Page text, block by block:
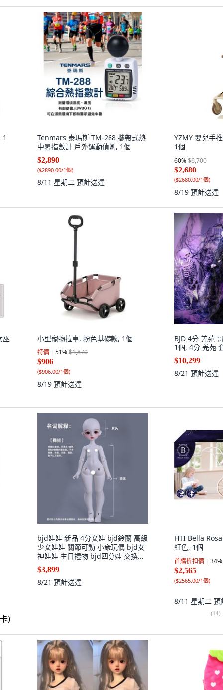
1
Tenmars 泰瑪斯 TM-288 攜帶式熱
中暑指數計 戶外運動偵測, 1個
$2,890
($2890.00/1個)
8/11 星期二 預計送達
YZMY 嬰兒手
1個
60%$6,700
$2,680
($2680.00/1個)
8/19 預計送達
巫 小型寵物拉車, 粉色基礎款, 1個
特價 51%$1,870
$906
($906.00/1個)
8/19 預計送達
BJD 4分 羌苑
1個
$10,299
8/21 預計送達
bjd娃娃 新品 4分女娃 bjd鈴蘭 高級
少女娃娃 關節可動 小衆玩偶 bjd女
神娃娃 生日禮物 bjd四分娃 交換禮,
1個, 裸娃：不含（含頭+身體）,淺
普
$3,899
8/21 預計送達
HTI Bella
紅色, 1個
首購折扣價 34%
$2,565
($2565.00/1個)
8/11 星期二 預
(14)